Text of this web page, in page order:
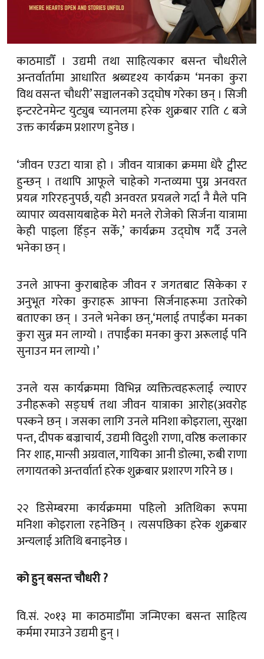
काठमाडौँ । उद्यमी तथा साहित्यकार बसन्त चौधरीले
अन्तर्वार्तामा आधारित श्रब्यदृश्य कार्यक्रम ‘मनका कुरा
विथ वसन्त चौधरी’ सञ्चालनको उद्घोष गरेका छन् । सिजी
इन्टरटेनमेन्ट युट्युब च्यानलमा हरेक शुक्रबार राति ८ बजे
उक्त कार्यक्रम प्रशारण हुनेछ ।
‘जीवन एउटा यात्रा हो । जीवन यात्राका क्रममा धेरै ट्वीस्ट
हुन्छन् । तथापि आफूले चाहेको गन्तव्यमा पुग्न अनवरत
प्रयत्न गरिरहनुपर्छ, यही अनवरत प्रयत्नले गर्दा नै मैले पनि
व्यापार व्यवसायबाहेक मेरो मनले रोजेको सिर्जना यात्रामा
केही पाइला हिँड्न सकेँ,’ कार्यक्रम उद्घोष गर्दै उनले
भनेका छन् ।
उनले आफ्ना कुराबाहेक जीवन र जगतबाट सिकेका र
अनुभूत गरेका कुराहरू आफ्ना सिर्जनाहरूमा उतारेको
बताएका छन् । उनले भनेका छन्,‘मलाई तपाईँका मनका
कुरा सुन्न मन लाग्यो । तपाईँका मनका कुरा अरूलाई पनि
सुनाउन मन लाग्यो ।’
उनले यस कार्यक्रममा विभिन्न व्यक्तित्वहरूलाई ल्याएर
उनीहरूको सङ्घर्ष तथा जीवन यात्राका आरोह(अवरोह
पस्कने छन् । जसका लागि उनले मनिशा कोइराला, सुरक्षा
पन्त, दीपक बज्राचार्य, उद्यमी विदुशी राणा, वरिष्ठ कलाकार
निर शाह, मान्सी अग्रवाल, गायिका आनी डोल्मा, रुबी राणा
लगायतको अन्तर्वार्ता हरेक शुक्रबार प्रशारण गरिने छ ।
२२ डिसेम्बरमा कार्यक्रममा पहिलो अतिथिका रूपमा
मनिशा कोइराला रहनेछिन् । त्यसपछिका हरेक शुक्रबार
अन्यलाई अतिथि बनाइनेछ ।
को हुन् बसन्त चौधरी ?
वि.सं. २०१३ मा काठमाडौँमा जन्मिएका बसन्त साहित्य
कर्ममा रमाउने उद्यमी हुन् ।